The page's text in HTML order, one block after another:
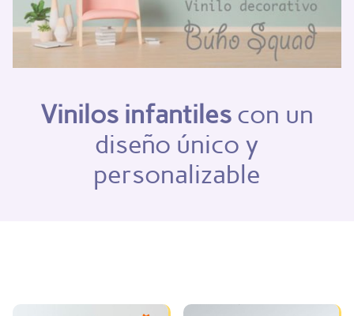
Vinilos infantiles con un
diseño único y
personalizable